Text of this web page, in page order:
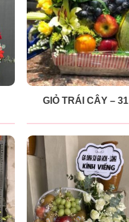
GIỎ TRÁI CÂY – 31